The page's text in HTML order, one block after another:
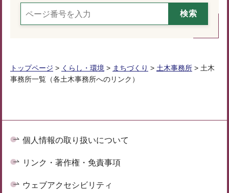
トップページ > くらし・環境 > まちづくり > 土木事務所 > 土木
事務所一覧（各土木事務所へのリンク）
個人情報の取り扱いについて
リンク・著作権・免責事項
ウェブアクセシビリティ